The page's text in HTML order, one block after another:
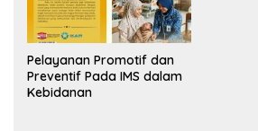
Pelayanan Promotif dan
Preventif Pada IMS dalam
Kebidanan